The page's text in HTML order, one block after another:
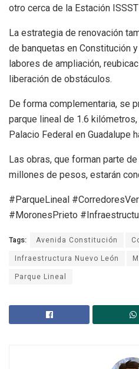
otro cerca de la Estación
La estrategia de renovación
de banquetas en Constitución
labores de ampliación,
liberación de obstáculos.
De forma complementaria, se
parque lineal de 1.6
Palacio Federal en Guadalupe
Las obras, que forman parte
millones de pesos, estarán
#ParqueLineal
#MoronesPrieto
Tags: Avenida Constitución
Infraestructura Nuevo León
Parque Lineal